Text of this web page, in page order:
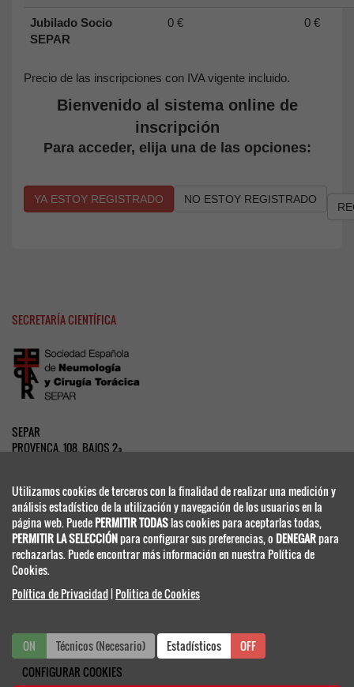
Jubilado Socio
SEPAR
0 € 0 €
Precio de las inscripciones con IVA vigente incluido.
Bienvenido al sistema online de
inscripción
Para acceder, elija una de las opciones:
YA ESTOY REGISTRADO NO ESTOY REGISTRADO
SECRETARÍA CIENTÍFICA
SEPAR
PROVENÇA, 108, BAJOS 2ª
SECRETARIA TÉCNICA
Congresos Científico Médicos
Tel.: +34 91 330 07 25
Fax: +34 91 420 39 52
Utilizamos cookies de terceros con la finalidad de realizar una medición y
análisis estadístico de la utilización y navegación de los usuarios en la
página web. PuedePERMITIR TODASlas cookies para aceptarlas todas,
PERMITIR LA SELECCIÓNpara configurar sus preferencias, o DENEGARpara
rechazarlas. Puede encontrar más información en nuestra Política de
Cookies.
Política de Privacidad|Politica de Cookies
ON Técnicos (Necesario) OFF
ON Estadísticos
OFF
CONFIGURAR COOKIES